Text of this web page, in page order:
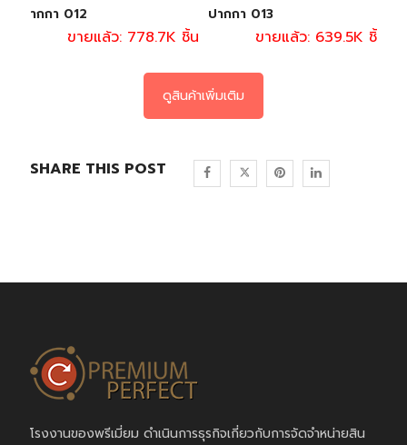
ปากกา 012
ขายแล้ว: 778.7K ชิ้น
ปากกา 013
ขายแล้ว: 639.5K ชิ้น
ดูสินค้าเพิ่มเติม
SHARE THIS POST
โรงงานของพรีเมี่ยม ดำเนินการธุรกิจเกี่ยวกับการจัดจำหน่ายสิน